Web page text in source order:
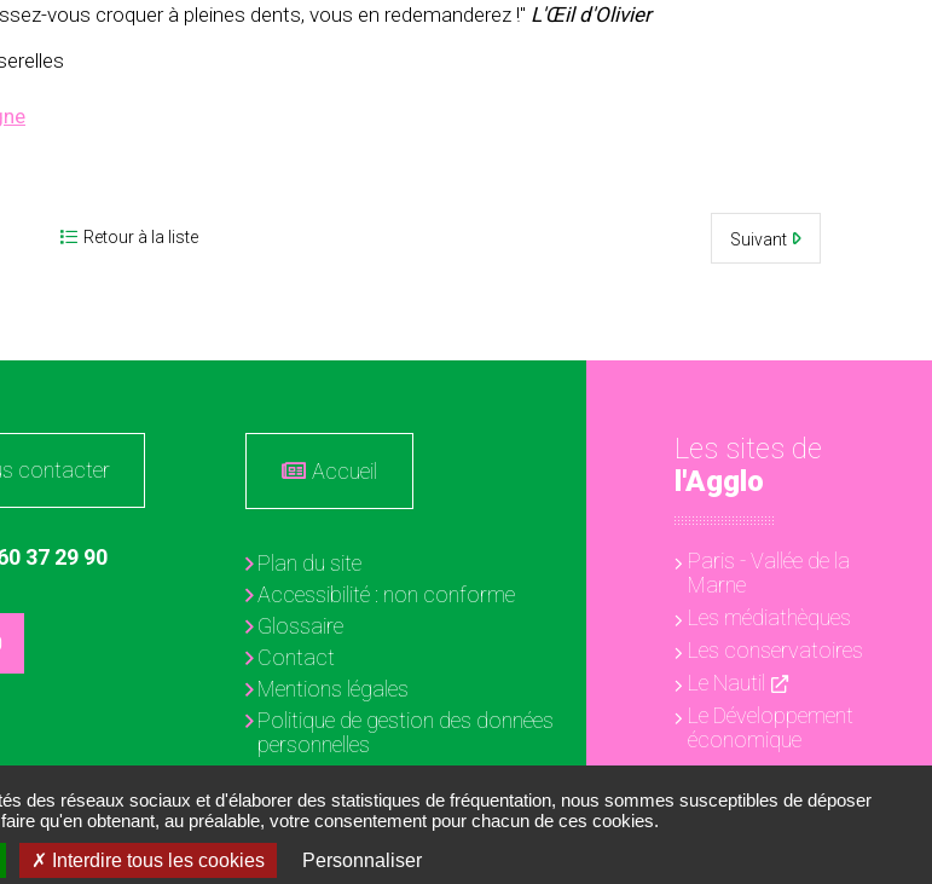
des réseaux sociaux et d'élaborer des statistiques de fréquentation, nous sommes susceptibles de déposer
qu'en obtenant, au préalable, votre consentement pour chacun de ces cookies.
Interdire tous les cookies Personnaliser
vous croquer à pleines dents, vous en redemanderez !" L'Œil d'Olivier
Retour à la liste Suivant
contacter
37 29 90
Accueil
Plan du site
Accessibilité : non conforme
Glossaire
Contact
Mentions légales
Politique de gestion des données
personnelles
Gestion des cookies
Les sites de
l'Agglo
Paris - Vallée de la
Marne
Les médiathèques
Les conservatoires
Le Nautil
Le Développement
économique